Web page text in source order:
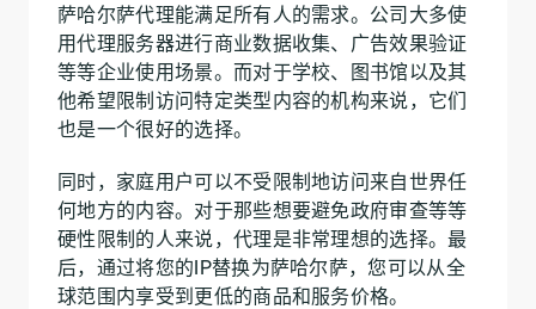
萨哈尔萨代理能满足所有人的需求。公司大多使
用代理服务器进行商业数据收集、广告效果验证
等等企业使用场景。而对于学校、图书馆以及其
他希望限制访问特定类型内容的机构来说，它们
也是一个很好的选择。
同时，家庭用户可以不受限制地访问来自世界任
何地方的内容。对于那些想要避免政府审查等等
硬性限制的人来说，代理是非常理想的选择。最
后，通过将您的IP替换为萨哈尔萨，您可以从全
球范围内享受到更低的商品和服务价格。